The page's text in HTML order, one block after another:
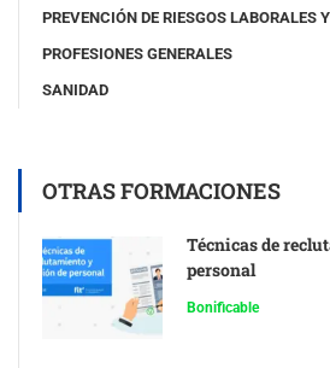
PREVENCIÓN DE RIESGOS LABORALES
PROFESIONES GENERALES
SANIDAD
OTRAS FORMACIONES
Técnicas de
personal
Bonificable